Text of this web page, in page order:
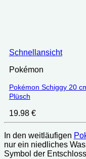
Schnellansicht
Pokémon
Pokémon Schiggy 20
Plüsch
19.98 €
In den weitläufigen
nur ein niedliches
Symbol der